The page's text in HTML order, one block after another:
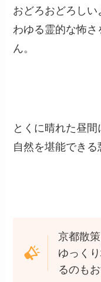
おどろおどろし
わゆる霊的な怖
ん。
とくに晴れた昼
自然を堪能できる
京都散
ゆっく
るのも